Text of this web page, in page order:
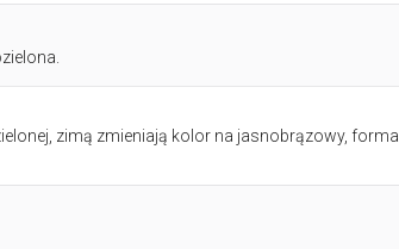
zimą zmieniają kolor na jasnobrązowy, forma